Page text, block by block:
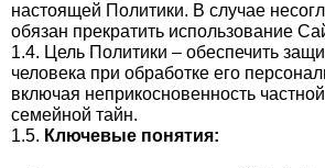
настоящей Политики. В случае
обязан прекратить использование
1.4. Цель Политики – обеспечить
человека при обработке его
включая неприкосновенность
семейной тайн.
1.5. Ключевые понятия: